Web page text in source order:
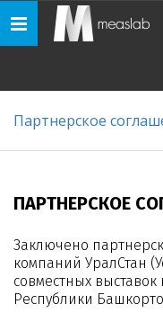
Панель
навигации
Партнерское
ПАРТНЕРСКОЕ
Заключено
компаний УралСтан
совместных
Республики